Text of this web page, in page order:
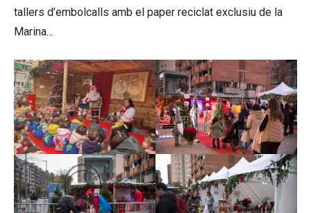
tallers d’embolcalls amb el paper reciclat exclusiu de la
Marina…